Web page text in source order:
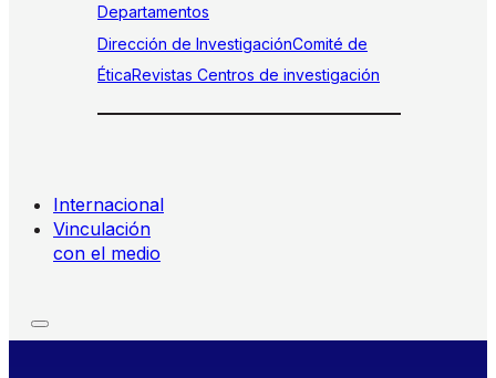
Departamentos
Dirección de InvestigaciónComité de
ÉticaRevistas Centros de investigación
Internacional
Vinculación
con el medio